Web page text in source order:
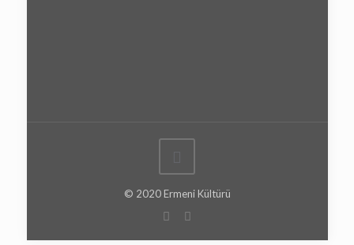
© 2020 Ermeni Kültürü